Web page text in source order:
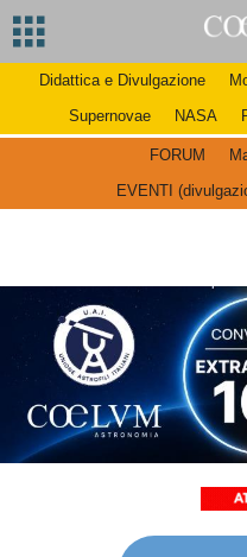
Didattica e Divulgazione
Supernovae
NASA
FORUM
EVENTI